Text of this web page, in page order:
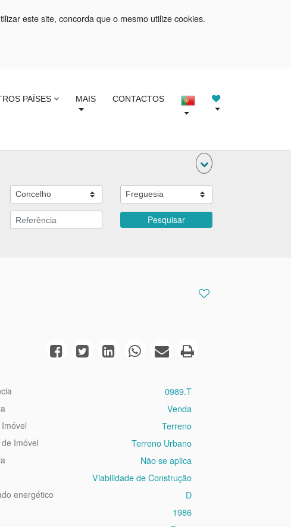
este site, concorda que o mesmo utilize cookies.
PAÍSES MAIS CONTACTOS
Pesquisar
0989.T
Venda
Terreno
Imóvel Terreno Urbano
Não se aplica
Viabilidade de Construção
energético D
1986